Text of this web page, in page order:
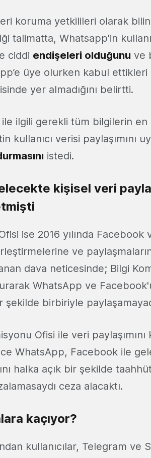
koruma yetkilileri olarak
talimatta, Whatsapp'in
ciddi endişeleri olduğunu ve
üye olurken kabul ettikleri
yer almadığını belirtti.
ilgili gerekli tüm bilgilerin en
kullanıcı verisi paylaşımını
istedi.
kişisel veri
ise 2016 yılında Facebook
ve
dava neticesinde; Bilgi
WhatsApp ve
şekilde birbiriyle
Ofisi ile veri paylaşımını
WhatsApp, Facebook ile
halka açık bir şekilde
ceza alacaktı.
kaçıyor?
kullanıcılar, Telegram ve